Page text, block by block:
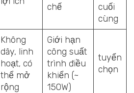
chế
cuối
cùng
Không
dây, linh
hoạt, có
thể mở
rộng
Giới hạn
công suất
trình điều
khiển (~
150W)
tuyển
chọn